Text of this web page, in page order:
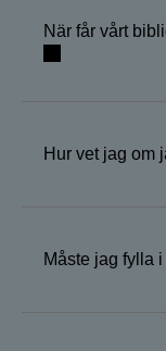
När får vårt
Hur vet jag om
Måste jag fylla